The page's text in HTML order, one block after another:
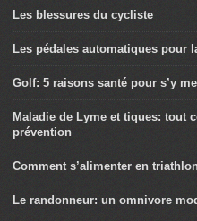
Les blessures du cycliste
Les pédales automatiques pour
Golf: 5 raisons santé pour s’y
Maladie de Lyme et tiques: tout
prévention
Comment s’alimenter en
Le randonneur: un omnivore